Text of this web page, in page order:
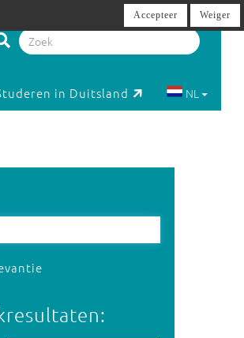
in Duitsland NL
Accepteer Weiger